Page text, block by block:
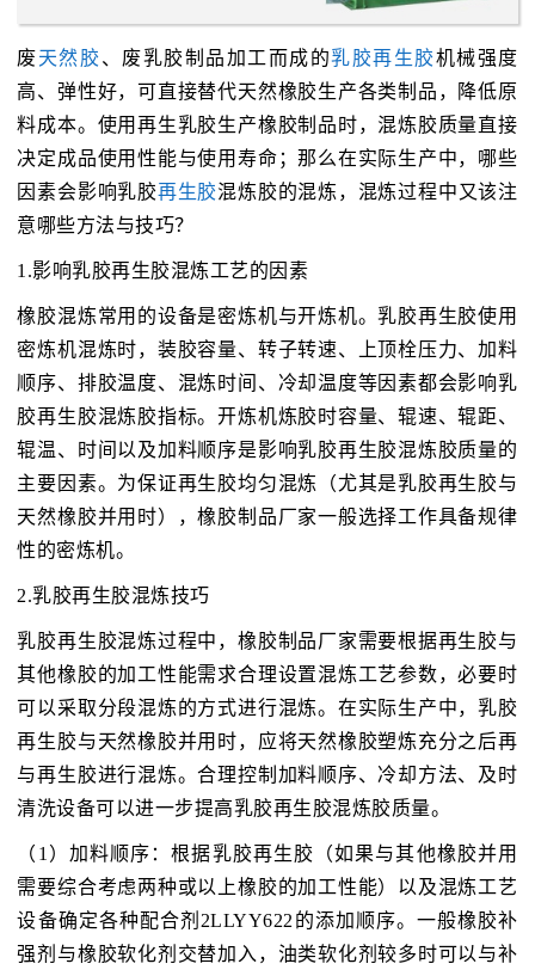
废天然胶、废乳胶制品加工而成的乳胶再生胶机械强度
高、弹性好，可直接替代天然橡胶生产各类制品，降低原
料成本。使用再生乳胶生产橡胶制品时，混炼胶质量直接
决定成品使用性能与使用寿命；那么在实际生产中，哪些
因素会影响乳胶再生胶混炼胶的混炼，混炼过程中又该注
意哪些方法与技巧？
1.影响乳胶再生胶混炼工艺的因素
橡胶混炼常用的设备是密炼机与开炼机。乳胶再生胶使用
密炼机混炼时，装胶容量、转子转速、上顶栓压力、加料
顺序、排胶温度、混炼时间、冷却温度等因素都会影响乳
胶再生胶混炼胶指标。开炼机炼胶时容量、辊速、辊距、
辊温、时间以及加料顺序是影响乳胶再生胶混炼胶质量的
主要因素。为保证再生胶均匀混炼（尤其是乳胶再生胶与
天然橡胶并用时），橡胶制品厂家一般选择工作具备规律
性的密炼机。
2.乳胶再生胶混炼技巧
乳胶再生胶混炼过程中，橡胶制品厂家需要根据再生胶与
其他橡胶的加工性能需求合理设置混炼工艺参数，必要时
可以采取分段混炼的方式进行混炼。在实际生产中，乳胶
再生胶与天然橡胶并用时，应将天然橡胶塑炼充分之后再
与再生胶进行混炼。合理控制加料顺序、冷却方法、及时
清洗设备可以进一步提高乳胶再生胶混炼胶质量。
（1）加料顺序：根据乳胶再生胶（如果与其他橡胶并用
需要综合考虑两种或以上橡胶的加工性能）以及混炼工艺
设备确定各种配合剂2LLYY622的添加顺序。一般橡胶补
强剂与橡胶软化剂交替加入，油类软化剂较多时可以与补